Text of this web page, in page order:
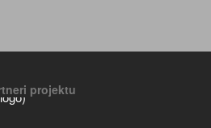
projektu